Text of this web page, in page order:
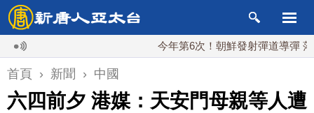
今年第6次！朝鮮發射彈道導彈 落日本
首頁 › 新聞 › 中國
六四前夕 港媒：天安門母親等人遭